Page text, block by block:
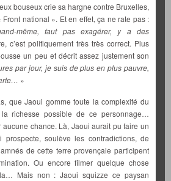
bouseux crie sa hargne contre Bruxelles,
national ». Et en effet, ça ne rate pas :
même, faut pas exagérer, y a des
c’est politiquement très très correct. Plus
un peu et décrit assez justement son
par jour, je suis de plus en plus pauvre,
»
que Jaoui gomme toute la complexité du
richesse possible de ce personnage…
chance. Là, Jaoui aurait pu faire un
soulève les contradictions, de
de cette terre provençale participent
Ou encore filmer quelque chose
Mais non : Jaoui squizze ce paysan